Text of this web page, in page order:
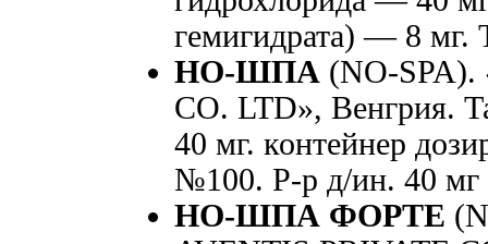
гемигидрата) — 8 мг.
НО-ШПА (NO-
CO. LTD», Венгрия.
40 мг. контейнер
№100. Р-р д/ин. 40
НО-ШПА ФОРТЕ